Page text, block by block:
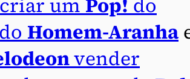
Homem-Aranha
vender